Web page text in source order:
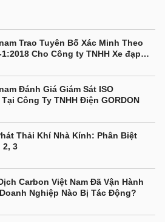
Trao Tuyên Bố Xác Minh Theo
1:2018 Cho Công ty TNHH Xe đạp
Nam)
Đánh Giá Giám Sát ISO
Công Ty TNHH Điện GORDON
Thải Khí Nhà Kính: Phân Biệt
2, 3
Carbon Việt Nam Đã Vận Hành
Nghiệp Nào Bị Tác Động?